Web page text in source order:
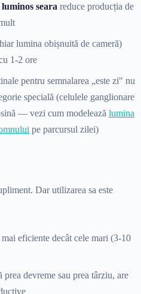
seara reduce producția de
lumina obișnuită de cameră)
1-2 ore
pentru semnalarea „este zi" nu
specială (celulele ganglionare
— vezi cum modelează lumina
pe parcursul zilei)
Dar utilizarea sa este
eficiente decât cele mari (3-10
devreme sau prea târziu, are